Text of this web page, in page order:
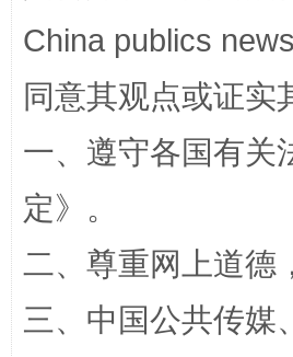
China publics
同意其观点或证实
一、遵守各国有关
定》。
二、尊重网上道德
三、中国公共传媒